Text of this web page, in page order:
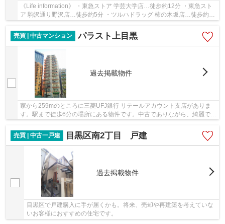
《Life information》 ・東急ストア 学芸大学店…徒歩約12分 ・東急スト
ア 駒沢通り野沢店…徒歩約5分 ・ツルハドラッグ 柿の木坂店…徒歩約6
分 ・セブン-イレブン 目黒環七柿の木坂店…徒...
売買 | 中古マンション
パラスト上目黒
過去掲載物件
家から259mのところに三菱UFJ銀行 リテールアカウント支店がありま
す。駅まで徒歩6分の場所にある物件です。中古でありながら、綺麗で機
売買 | 中古一戸建
目黒区南2丁目 戸建
過去掲載物件
目黒区で戸建購入に手が届くかも。将来、売却や再建築を考えていな
いお客様におすすめの住宅です。